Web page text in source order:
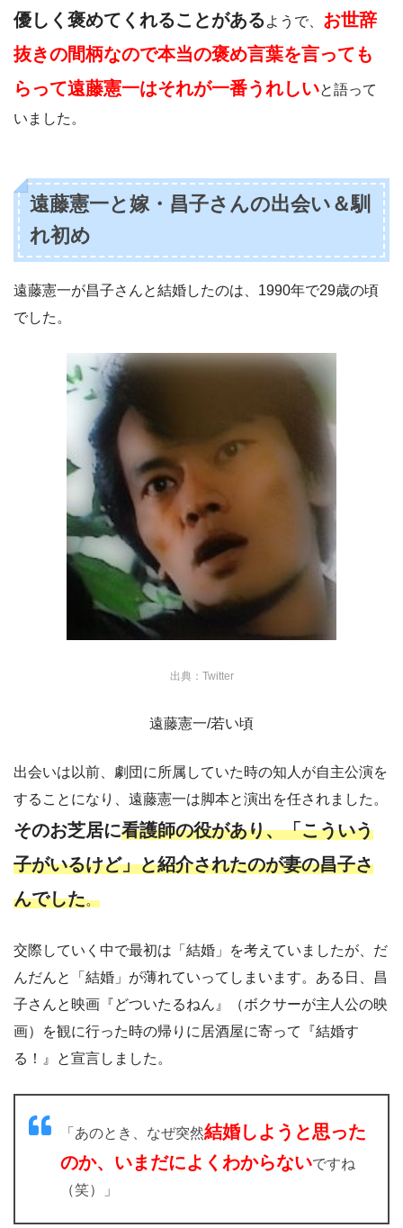
優しく褒めてくれることがある ようで、 お世辞
抜きの間柄なので本当の褒め言葉を言っても
らって遠藤憲一はそれが一番うれしいと語って
いました。
遠藤憲一と嫁・昌子さんの出会い＆馴
れ初め
遠藤憲一が昌子さんと結婚したのは、1990年で29歳の頃
でした。
出典：Twitter
遠藤憲一/若い頃
出会いは以前、劇団に所属していた時の知人が自主公演を
することになり、遠藤憲一は脚本と演出を任されました。
そのお芝居に看護師の役があり、「こういう
子がいるけど」と紹介されたのが妻の昌子さ
んでした。
交際していく中で最初は「結婚」を考えていましたが、だ
んだんと「結婚」が薄れていってしまいます。ある日、昌
子さんと映画『どついたるねん』（ボクサーが主人公の映
画）を観に行った時の帰りに居酒屋に寄って『結婚す
る！』と宣言しました。
「あのとき、なぜ突然結婚しようと思った
のか、いまだによくわからないですね
（笑）」